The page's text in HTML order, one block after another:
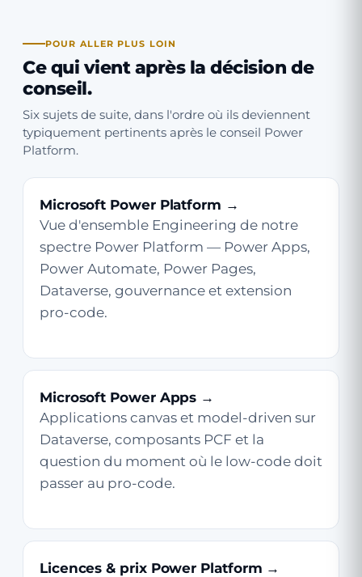
POUR ALLER PLUS LOIN
Ce qui vient après la décision de
conseil.
Six sujets de suite, dans l'ordre où ils deviennent
typiquement pertinents après le conseil Power
Platform.
Microsoft Power Platform →
Vue d'ensemble Engineering de notre
spectre Power Platform — Power Apps,
Power Automate, Power Pages,
Dataverse, gouvernance et extension
pro-code.
Microsoft Power Apps →
Applications canvas et model-driven sur
Dataverse, composants PCF et la
question du moment où le low-code doit
passer au pro-code.
Licences & prix Power Platform →